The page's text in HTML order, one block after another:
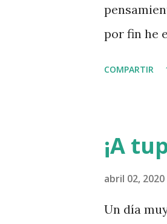
por fin he
debate
preocupan
COMPARTIR
¡A
abril 02, 2020
Un día